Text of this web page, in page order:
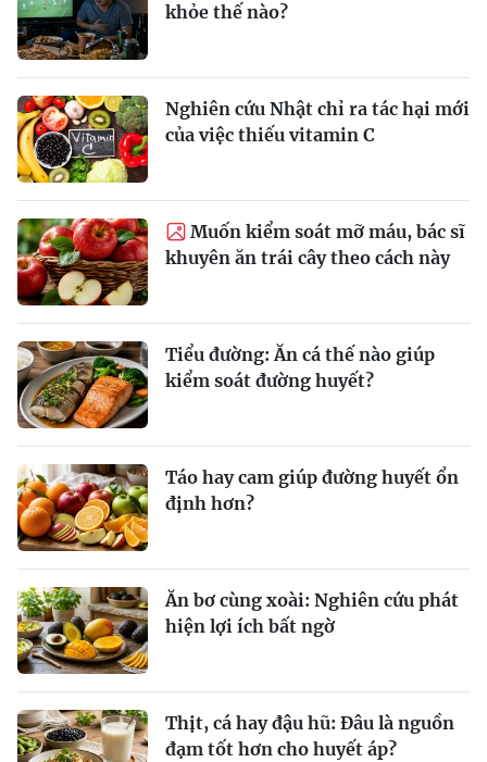
khỏe thế nào?
Nghiên cứu Nhật chỉ ra tác hại mới
của việc thiếu vitamin C
Muốn kiểm soát mỡ máu, bác sĩ
khuyên ăn trái cây theo cách này
Tiểu đường: Ăn cá thế nào giúp
kiểm soát đường huyết?
Táo hay cam giúp đường huyết ổn
định hơn?
Ăn bơ cùng xoài: Nghiên cứu phát
hiện lợi ích bất ngờ
Thịt, cá hay đậu hũ: Đâu là nguồn
đạm tốt hơn cho huyết áp?